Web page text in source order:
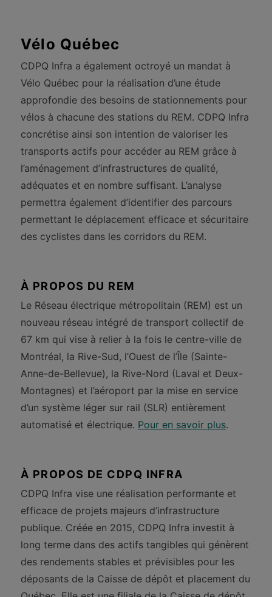
Vélo Québec
CDPQ Infra a également octroyé un mandat à
Vélo Québec pour la réalisation d’une étude
approfondie des besoins de stationnements pour
vélos à chacune des stations du REM. CDPQ Infra
concrétise ainsi son intention de valoriser les
transports actifs pour accéder au REM grâce à
l’aménagement d’infrastructures de qualité,
adéquates et en nombre suffisant. L’analyse
permettra également d’identifier des parcours
permettant le déplacement efficace et sécuritaire
des cyclistes dans les corridors du REM.
À PROPOS DU REM
Le Réseau électrique métropolitain (REM) est un
nouveau réseau intégré de transport collectif de
67 km qui vise à relier à la fois le centre-ville de
Montréal, la Rive-Sud, l’Ouest de l’Île (Sainte-
Anne-de-Bellevue), la Rive-Nord (Laval et Deux-
Montagnes) et l’aéroport par la mise en service
d’un système léger sur rail (SLR) entièrement
automatisé et électrique. Pour en savoir plus.
À PROPOS DE CDPQ INFRA
CDPQ Infra vise une réalisation performante et
efficace de projets majeurs d’infrastructure
publique. Créée en 2015, CDPQ Infra investit à
long terme dans des actifs tangibles qui génèrent
des rendements stables et prévisibles pour les
déposants de la Caisse de dépôt et placement du